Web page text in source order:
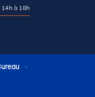
14h à 18h